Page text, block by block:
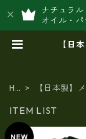
ナチュラ
オイル・
【日
HO
【日本製】メ
ITEM LIST